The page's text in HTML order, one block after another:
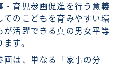
・育児参画促進を行う意義
てのこどもを育みやすい環
が活躍できる真の男女平等
す。
画は、単なる「家事の分